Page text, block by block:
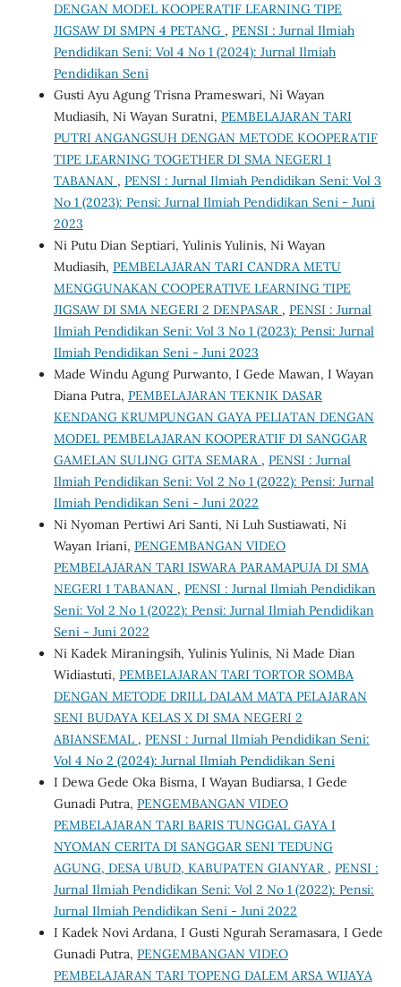
DENGAN MODEL KOOPERATIF LEARNING TIPE
JIGSAW DI SMPN 4 PETANG , PENSI : Jurnal Ilmiah
Pendidikan Seni: Vol 4 No 1 (2024): Jurnal Ilmiah
Pendidikan Seni
Gusti Ayu Agung Trisna Prameswari, Ni Wayan
Mudiasih, Ni Wayan Suratni, PEMBELAJARAN TARI
PUTRI ANGANGSUH DENGAN METODE KOOPERATIF
TIPE LEARNING TOGETHER DI SMA NEGERI 1
TABANAN , PENSI : Jurnal Ilmiah Pendidikan Seni: Vol 3
No 1 (2023): Pensi: Jurnal Ilmiah Pendidikan Seni - Juni
2023
Ni Putu Dian Septiari, Yulinis Yulinis, Ni Wayan
Mudiasih, PEMBELAJARAN TARI CANDRA METU
MENGGUNAKAN COOPERATIVE LEARNING TIPE
JIGSAW DI SMA NEGERI 2 DENPASAR , PENSI : Jurnal
Ilmiah Pendidikan Seni: Vol 3 No 1 (2023): Pensi: Jurnal
Ilmiah Pendidikan Seni - Juni 2023
Made Windu Agung Purwanto, I Gede Mawan, I Wayan
Diana Putra, PEMBELAJARAN TEKNIK DASAR
KENDANG KRUMPUNGAN GAYA PELIATAN DENGAN
MODEL PEMBELAJARAN KOOPERATIF DI SANGGAR
GAMELAN SULING GITA SEMARA , PENSI : Jurnal
Ilmiah Pendidikan Seni: Vol 2 No 1 (2022): Pensi: Jurnal
Ilmiah Pendidikan Seni - Juni 2022
Ni Nyoman Pertiwi Ari Santi, Ni Luh Sustiawati, Ni
Wayan Iriani, PENGEMBANGAN VIDEO
PEMBELAJARAN TARI ISWARA PARAMAPUJA DI SMA
NEGERI 1 TABANAN , PENSI : Jurnal Ilmiah Pendidikan
Seni: Vol 2 No 1 (2022): Pensi: Jurnal Ilmiah Pendidikan
Seni - Juni 2022
Ni Kadek Miraningsih, Yulinis Yulinis, Ni Made Dian
Widiastuti, PEMBELAJARAN TARI TORTOR SOMBA
DENGAN METODE DRILL DALAM MATA PELAJARAN
SENI BUDAYA KELAS X DI SMA NEGERI 2
ABIANSEMAL , PENSI : Jurnal Ilmiah Pendidikan Seni:
Vol 4 No 2 (2024): Jurnal Ilmiah Pendidikan Seni
I Dewa Gede Oka Bisma, I Wayan Budiarsa, I Gede
Gunadi Putra, PENGEMBANGAN VIDEO
PEMBELAJARAN TARI BARIS TUNGGAL GAYA I
NYOMAN CERITA DI SANGGAR SENI TEDUNG
AGUNG, DESA UBUD, KABUPATEN GIANYAR , PENSI :
Jurnal Ilmiah Pendidikan Seni: Vol 2 No 1 (2022): Pensi:
Jurnal Ilmiah Pendidikan Seni - Juni 2022
I Kadek Novi Ardana, I Gusti Ngurah Seramasara, I Gede
Gunadi Putra, PENGEMBANGAN VIDEO
PEMBELAJARAN TARI TOPENG DALEM ARSA WIJAYA